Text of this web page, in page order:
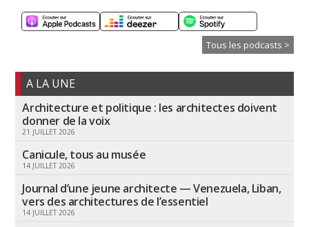
Tous les podcasts >
A LA UNE
Architecture et politique : les architectes doivent
donner de la voix
21 JUILLET 2026
Canicule, tous au musée
14 JUILLET 2026
Journal d’une jeune architecte — Venezuela, Liban,
vers des architectures de l’essentiel
14 JUILLET 2026